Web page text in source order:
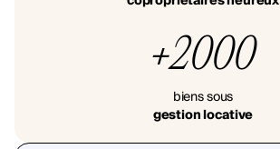
+2000
biens sous
gestion locative